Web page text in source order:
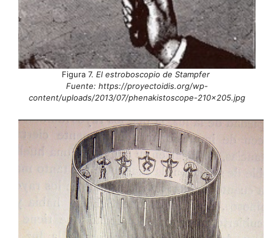
Figura 7. El estroboscopio de Stampfer
Fuente: https://proyectoidis.org/wp-
content/uploads/2013/07/phenakistoscope-210×205.jpg